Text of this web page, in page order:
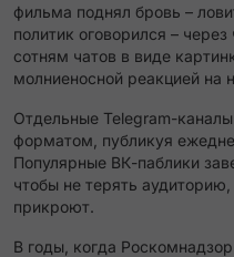
фильма поднял бровь –
политик оговорился –
сотням чатов в виде
молниеносной реакцией на
Отдельные Telegram-
форматом, публикуя
Популярные ВК-паблики
чтобы не терять
прикроют.
В годы, когда